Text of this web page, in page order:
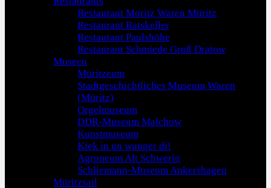
Restaurant Moritz Waren Müritz
Restaurant Ratskeller
Restaurant Paulshöhe
Restaurant Schmiede Groß Dratow
Museen
Müritzeum
Stadtgeschichtliches Museum Waren
(Müritz)
Orgelmuseum
DDR-Museum Malchow
Kunstmuseum
Kiek in un wunner di!
Agroneum Alt Schwerin
Schliemann-Museum Ankershagen
Müritzsail